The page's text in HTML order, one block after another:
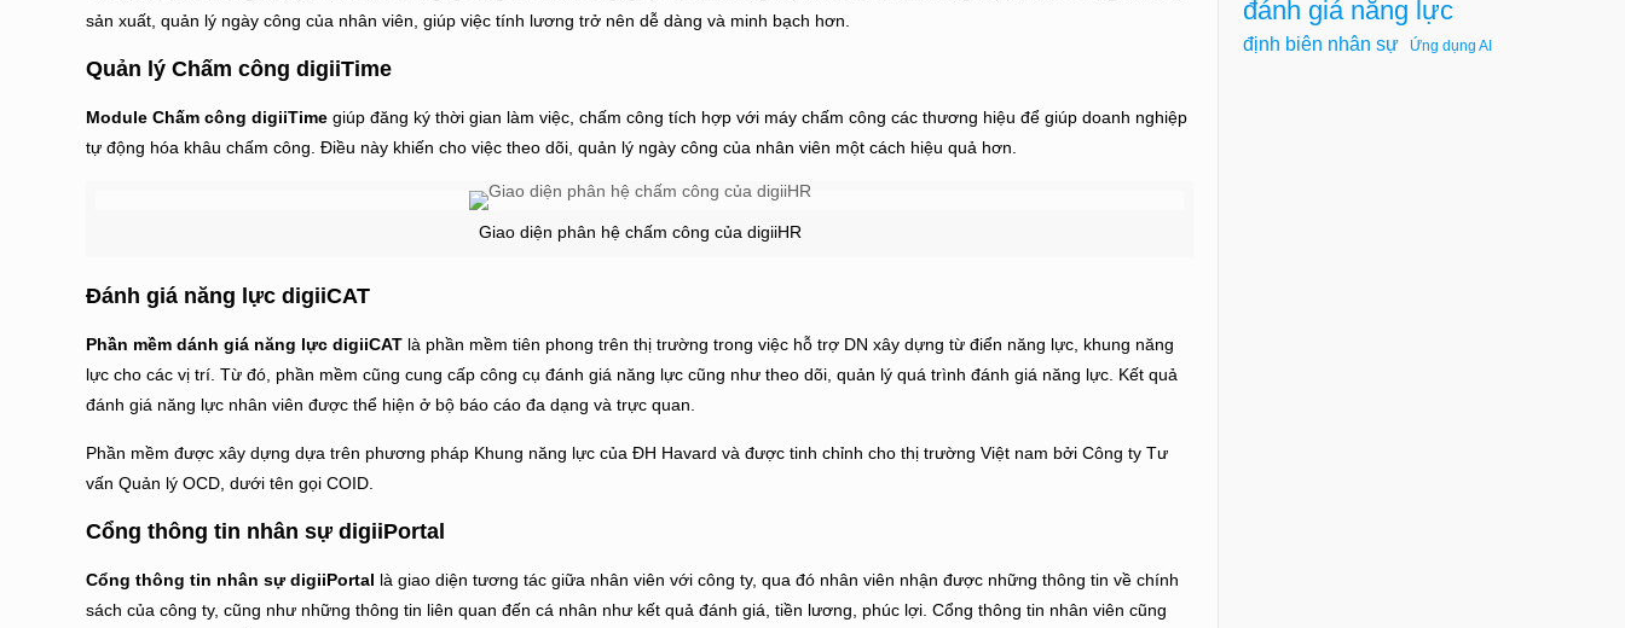
sản xuất, quản lý ngày công của nhân viên, giúp việc tính lương trở nên dễ dàng và minh bạch hơn.
Quản lý Chấm công digiiTime
Module Chấm công digiiTime giúp đăng ký thời gian làm việc, chấm công tích hợp với máy chấm công các thương hiệu để giúp doanh nghiệp
tự động hóa khâu chấm công. Điều này khiến cho việc theo dõi, quản lý ngày công của nhân viên một cách hiệu quả hơn.
Giao diện phân hệ chấm công của digiiHR
Đánh giá năng lực digiiCAT
Phần mềm dánh giá năng lực digiiCAT là phần mềm tiên phong trên thị trường trong việc hỗ trợ DN xây dựng từ điển năng lực, khung năng
lực cho các vị trí. Từ đó, phần mềm cũng cung cấp công cụ đánh giá năng lực cũng như theo dõi, quản lý quá trình đánh giá năng lực. Kết quả
đánh giá năng lực nhân viên được thể hiện ở bộ báo cáo đa dạng và trực quan.
Phần mềm được xây dựng dựa trên phương pháp Khung năng lực của ĐH Havard và được tinh chỉnh cho thị trường Việt nam bởi Công ty Tư
vấn Quản lý OCD, dưới tên gọi COID.
Cổng thông tin nhân sự digiiPortal
Cổng thông tin nhân sự digiiPortal là giao diện tương tác giữa nhân viên với công ty, qua đó nhân viên nhận được những thông tin về chính
sách của công ty, cũng như những thông tin liên quan đến cá nhân như kết quả đánh giá, tiền lương, phúc lợi. Cổng thông tin nhân viên cũng
đánh giá năng lực
định biên nhân sự Ứng dụng AI